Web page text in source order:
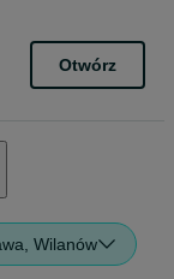
Otwórz
Wilanów